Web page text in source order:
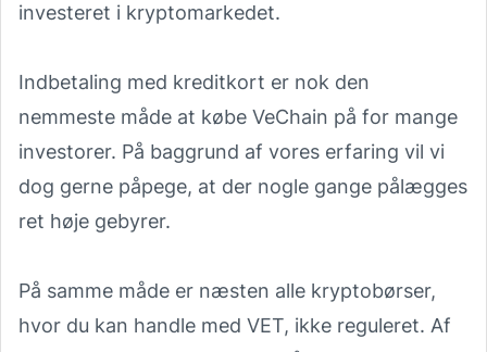
investeret i kryptomarkedet.
Indbetaling med kreditkort er nok den
nemmeste måde at købe VeChain på for mange
investorer. På baggrund af vores erfaring vil vi
dog gerne påpege, at der nogle gange pålægges
ret høje gebyrer.
På samme måde er næsten alle kryptobørser,
hvor du kan handle med VET, ikke reguleret. Af